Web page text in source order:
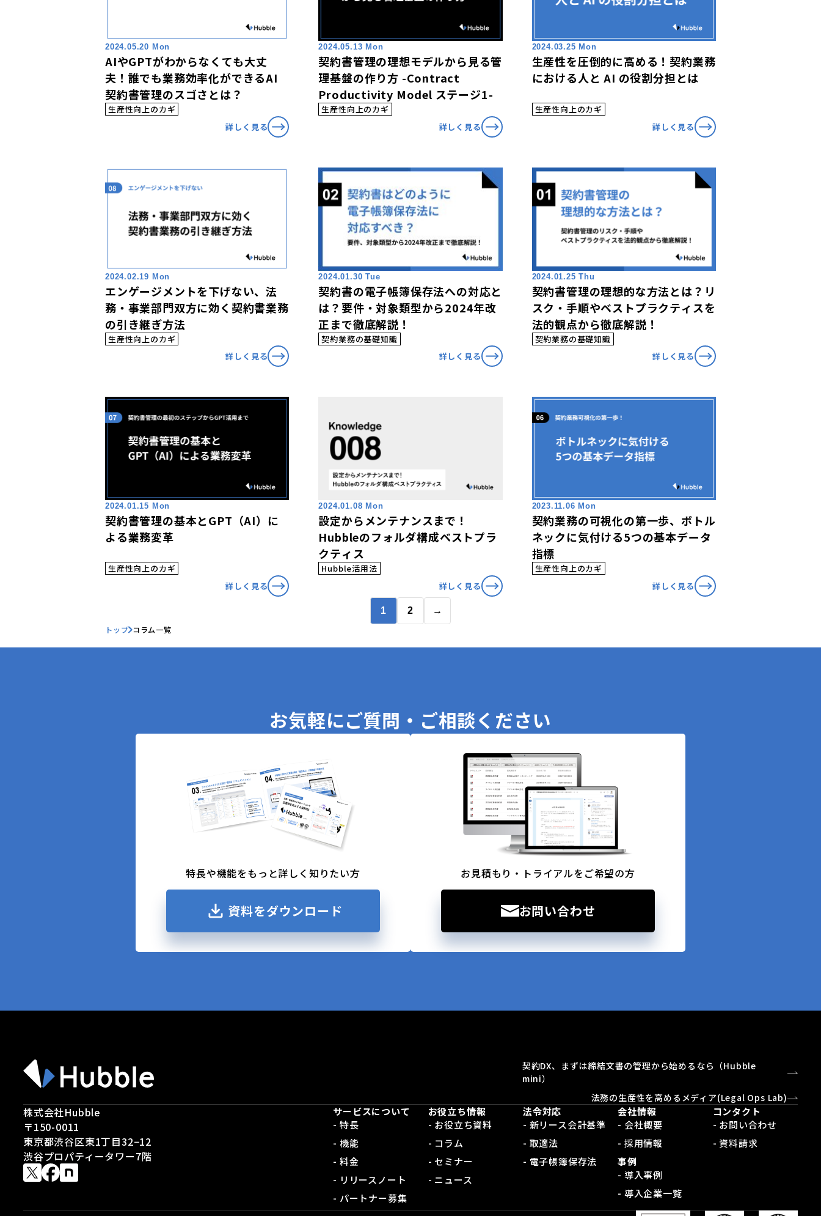
2024.05.20 Mon
AIやGPTがわからなくても大丈
夫！誰でも業務効率化ができるAI
契約書管理のスゴさとは？
生産性向上のカギ
詳しく見る
2024.05.13 Mon
契約書管理の理想モデルから見る管
理基盤の作り方 -Contract
Productivity Model ステージ1-
生産性向上のカギ
詳しく見る
2024.03.25 Mon
生産性を圧倒的に高める！契約業務
における人と AI の役割分担とは
生産性向上のカギ
詳しく見る
2024.02.19 Mon
エンゲージメントを下げない、法
務・事業部門双方に効く契約書業務
の引き継ぎ方法
生産性向上のカギ
詳しく見る
2024.01.30 Tue
契約書の電子帳簿保存法への対応と
は？要件・対象類型から2024年改
正まで徹底解説！
契約業務の基礎知識
詳しく見る
2024.01.25 Thu
契約書管理の理想的な方法とは？リ
スク・手順やベストプラクティスを
法的観点から徹底解説！
契約業務の基礎知識
詳しく見る
2024.01.15 Mon
契約書管理の基本とGPT（AI）に
よる業務変革
生産性向上のカギ
詳しく見る
2024.01.08 Mon
設定からメンテナンスまで！
Hubbleのフォルダ構成ベストプラ
クティス
Hubble活用法
詳しく見る
2023.11.06 Mon
契約業務の可視化の第一歩、ボトル
ネックに気付ける5つの基本データ
指標
生産性向上のカギ
詳しく見る
1 2
→
トップ コラム一覧
お気軽にご質問・ご相談ください
特長や機能をもっと詳しく知りたい方
資料をダウンロード
お見積もり・トライアルをご希望の方
お問い合わせ
契約DX、まずは締結文書の管理から始めるなら（Hubble
mini）
法務の生産性を高めるメディア(Legal Ops Lab)
株式会社Hubble
〒150-0011
東京都渋谷区東1丁目32−12
渋谷プロパティータワー7階
サービスについて
- 特長
- 機能
- 料金
- リリースノート
- パートナー募集
お役立ち情報
- お役立ち資料
- コラム
- セミナー
- ニュース
法令対応
- 新リース会計基準
- 取適法
- 電子帳簿保存法
会社情報
- 会社概要
- 採用情報
事例
- 導入事例
- 導入企業一覧
コンタクト
- お問い合わせ
- 資料請求